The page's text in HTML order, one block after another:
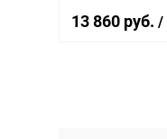
13 860 руб. /